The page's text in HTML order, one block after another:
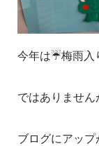
今年は☔梅雨入
ではありません
ブログにアップ